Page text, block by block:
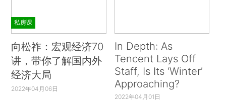
私房课
向松祚：宏观经济70
讲，带你了解国内外
经济大局
2022年04月06日
In Depth: As
Tencent Lays Off
Staff, Is Its ‘Winter’
Approaching?
2022年04月01日